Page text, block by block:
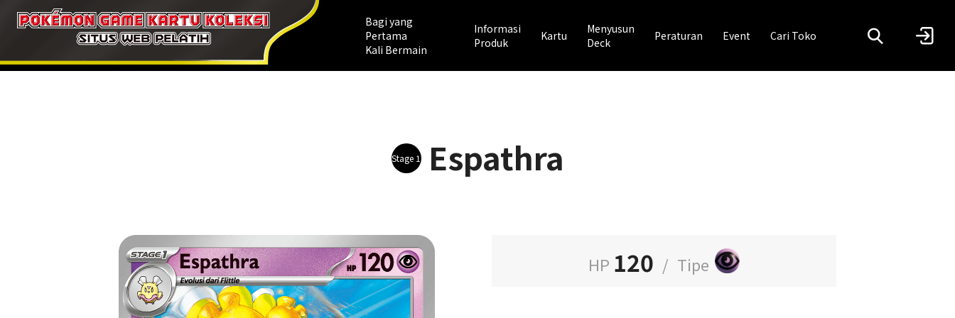
Bagi yang
Pertama
Kali Bermain
Informasi
Produk
Kartu
Menyusun
Deck
Peraturan Event Cari Toko
Stage 1Espathra
HP 120 / Tipe